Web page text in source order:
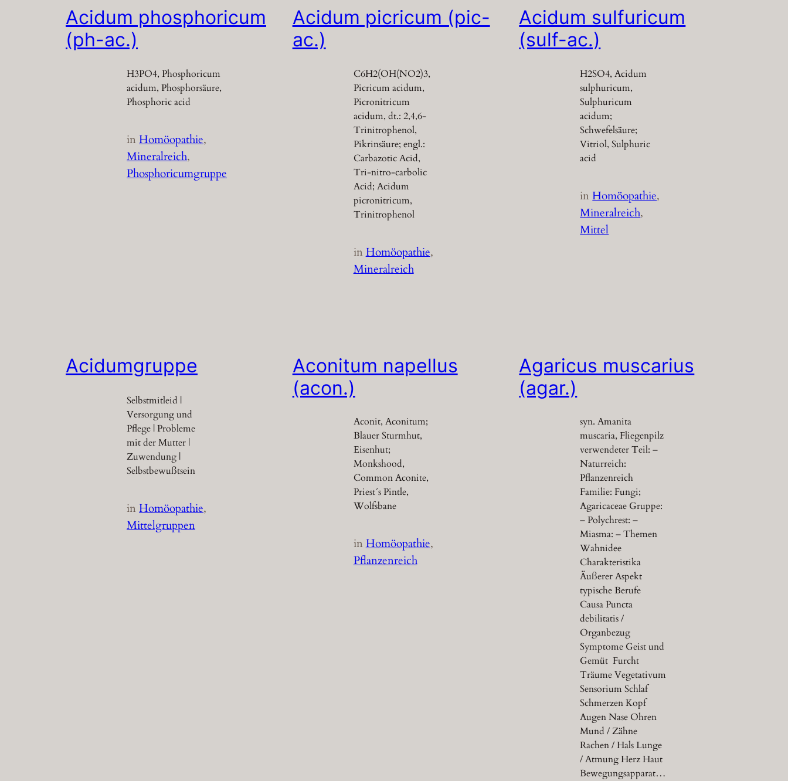
Acidum phosphoricum
(ph-ac.)
H3PO4, Phosphoricum
acidum, Phosphorsäure,
Phosphoric acid
inHomöopathie
Mineralreich
Phosphoricumgruppe
Acidum picricum (pic-
ac.)
C6H2(OH(NO2)3,
Picricum acidum,
Picronitricum
acidum, dt.: 2,4,6-
Trinitrophenol,
Pikrinsäure; engl.:
Carbazotic Acid,
Tri-nitro-carbolic
Acid; Acidum
picronitricum,
Trinitrophenol
inHomöopathie
Mineralreich
Acidum sulfuricum
(sulf-ac.)
H2SO4, Acidum
sulphuricum,
Sulphuricum
acidum;
Schwefelsäure;
Vitriol, Sulphuric
acid
inHomöopathie
Mineralreich
Mittel
Acidumgruppe
Selbstmitleid |
Versorgung und
Pflege | Probleme
mit der Mutter |
Zuwendung |
Selbstbewußtsein
inHomöopathie
Mittelgruppen
Aconitum napellus
(acon.)
Aconit, Aconitum;
Blauer Sturmhut,
Eisenhut;
Monkshood,
Common Aconite,
Priest´s Pintle,
Wolfsbane
inHomöopathie
Pflanzenreich
Agaricus muscarius
(agar.)
syn. Amanita
muscaria, Fliegenpilz
verwendeter Teil: –
Naturreich:
Pflanzenreich
Familie: Fungi;
Agaricaceae Gruppe:
– Polychrest: –
Miasma: – Themen
Wahnidee
Charakteristika
Äußerer Aspekt
typische Berufe
Causa Puncta
debilitatis /
Organbezug
Symptome Geist und
Gemüt Furcht
Träume Vegetativum
Sensorium Schlaf
Schmerzen Kopf
Augen Nase Ohren
Mund / Zähne
Rachen / Hals Lunge
/ Atmung Herz Haut
Bewegungsapparat…